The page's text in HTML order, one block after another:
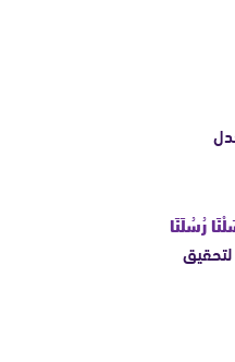
رُسُلَنَا